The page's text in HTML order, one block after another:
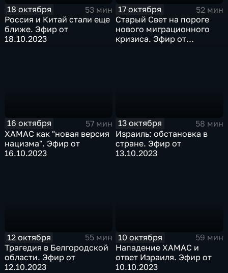
18 октября
53 мин
Россия и Китай стали еще
ближе. Эфир от
18.10.2023
17 октября
52 мин
Старый Свет на пороге
нового миграционного
кризиса. Эфир от
16 октября
57 мин
ХАМАС как "новая версия
нацизма". Эфир от
16.10.2023
13 октября
58 мин
Израиль: обстановка в
стране. Эфир от
13.10.2023
12 октября
55 мин
Трагедия в Белгородской
области. Эфир от
12.10.2023
10 октября
59 мин
Нападение ХАМАС и
ответ Израиля. Эфир от
10.10.2023